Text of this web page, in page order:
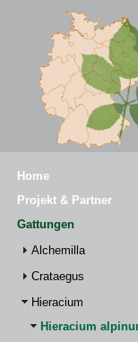
Home
Projekt & Partner
Gattungen
Alchemilla
Crataegus
Hieracium
Hieracium